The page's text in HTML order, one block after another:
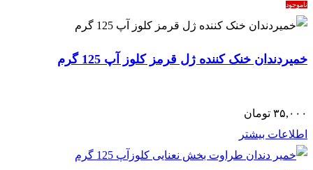
ناموجود
خمیردندان خنک کننده ژل قرمز کلوز آپ 125 گرم
۳۵,۰۰۰ تومان
اطلاعات بیشتر